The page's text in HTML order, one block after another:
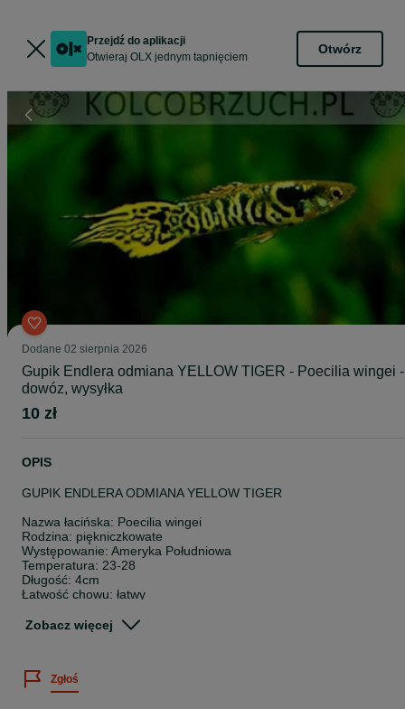
Przejdź do aplikacji
Otwieraj OLX jednym tapnięciem
Otwórz
Dodane 02 sierpnia 2026
Gupik Endlera odmiana YELLOW TIGER - Poecilia wingei -
dowóz, wysyłka
10 zł
OPIS
GUPIK ENDLERA ODMIANA YELLOW TIGER
Nazwa łacińska: Poecilia wingei
Rodzina: piękniczkowate
Występowanie: Ameryka Południowa
Temperatura: 23-28
Długość: 4cm
Łatwość chowu: łatwy
Posiadamy bogatą ofertę ryb akwariowych, skorupiaków oraz roślin
wodnych.
Zobacz więcej
Zgłoś